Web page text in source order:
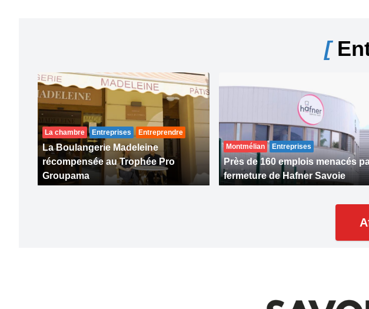
[
La chambre Entreprises Entreprendre
La Boulangerie Madeleine
récompensée au Trophée Pro
Groupama
Montmélian Entreprises
Près de 160 emplois menacés
fermeture de Hafner Savoie